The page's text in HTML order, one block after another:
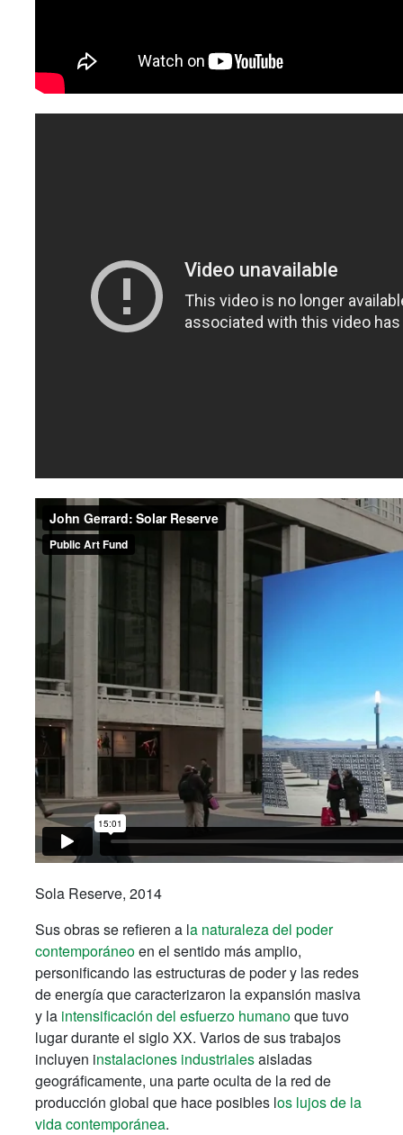
Sola Reserve, 2014
Sus obras se refieren a la naturaleza del poder
contemporáneoen el sentido más amplio,
personificando las estructuras de poder y las redes
de energía que caracterizaron la expansión masiva
y la intensificación del esfuerzo humanoque tuvo
lugar durante el siglo XX. Varios de sus trabajos
incluyen instalaciones industrialesaisladas
geográficamente, una parte oculta de la red de
producción global que hace posibles los lujos de la
vida contemporánea.